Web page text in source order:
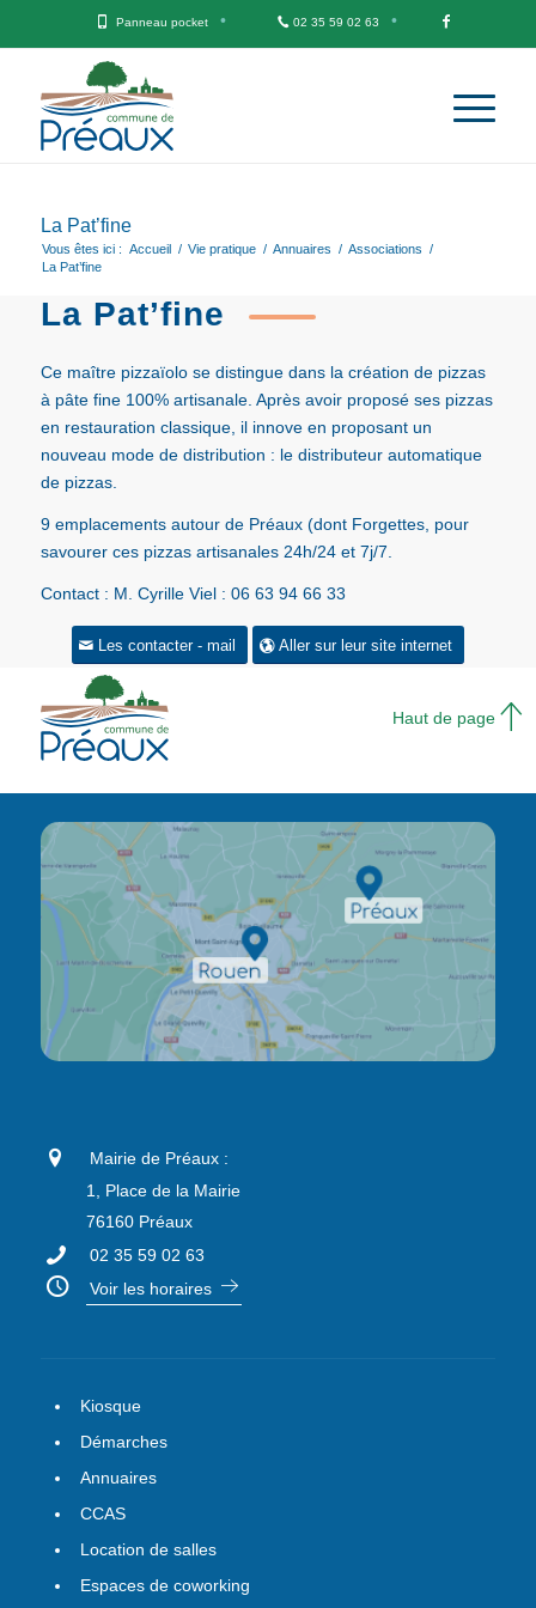
Panneau pocket 02 35 59 02 63
La Pat’fine
Vous êtes ici : Accueil / Vie pratique / Annuaires / Associations /
La Pat’fine
La Pat’fine
Ce maître pizzaïolo se distingue dans la création de pizzas
à pâte fine 100% artisanale. Après avoir proposé ses pizzas
en restauration classique, il innove en proposant un
nouveau mode de distribution : le distributeur automatique
de pizzas.
9 emplacements autour de Préaux (dont Forgettes, pour
savourer ces pizzas artisanales 24h/24 et 7j/7.
Contact : M. Cyrille Viel : 06 63 94 66 33
Les contacter - mail Aller sur leur site internet
Haut de page
Mairie de Préaux :
1, Place de la Mairie
76160 Préaux
02 35 59 02 63
Voir les horaires
Kiosque
Démarches
Annuaires
CCAS
Location de salles
Espaces de coworking